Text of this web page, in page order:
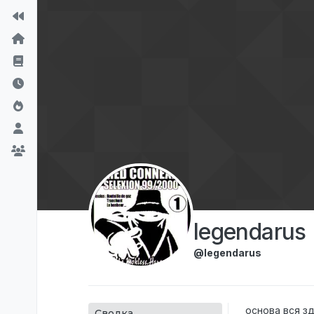
legendarus
@legendarus
основа вся